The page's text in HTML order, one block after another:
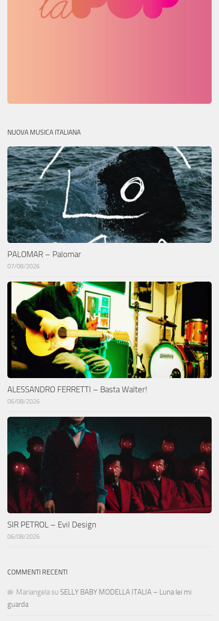
NUOVA MUSICA ITALIANA
PALOMAR – Palomar
07/08/2026
ALESSANDRO FERRETTI – Basta Walter!
06/08/2026
SIR PETROL – Evil Design
06/08/2026
COMMENTI RECENTI
Mariangela su SELLY BABY MODELLA ITALIA – Luna lei mi
guarda